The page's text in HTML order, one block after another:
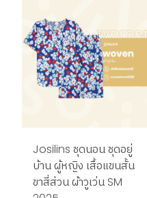
THB970.00
Josilins ชุดนอน ชุดอยู่
บ้าน ผู้หญิง เสื้อแขนสั้น
ขาสี่ส่วน ผ้าวูเว่น SM